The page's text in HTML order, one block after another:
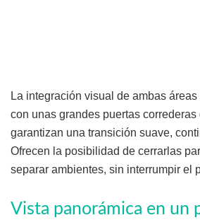
La integración visual de ambas
con unas grandes puertas correderas
garantizan una transición suave,
Ofrecen la posibilidad de cerrarlas
separar ambientes, sin interrumpir el
Vista panorámica en un